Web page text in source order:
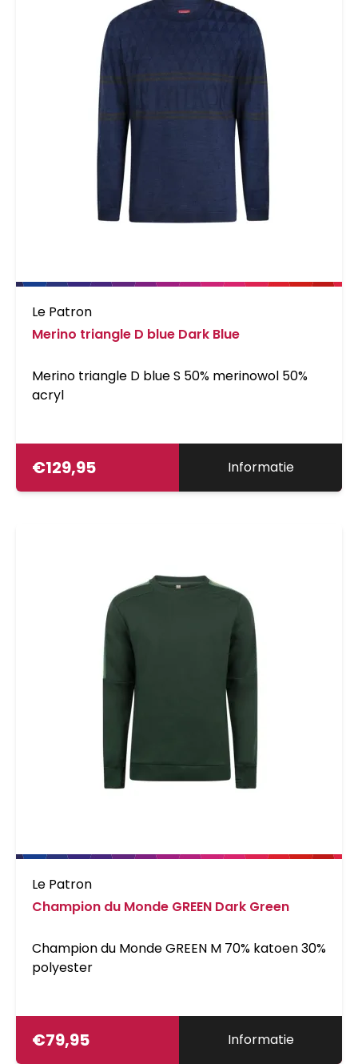
Le Patron
Merino triangle D blue Dark Blue
Merino triangle D blue S 50% merinowol 50%
acryl
€129,95 Informatie
Le Patron
Champion du Monde GREEN Dark Green
Champion du Monde GREEN M 70% katoen 30%
polyester
€79,95 Informatie